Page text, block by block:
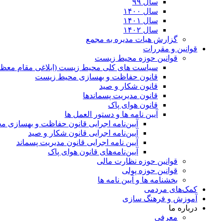
سال ۹۹
سال ۱۴۰۰
سال ۱۴۰۱
سال ۱۴۰۲
گزارش هیات مدیره به مجمع
قوانین و مقررات
قوانین حوزه محیط زیست
ﺳﯿﺎﺳﺖ ﻫﺎی ﮐﻠﯽ ﻣﺤﯿﻂ زﯾﺴﺖ (ابلاغی مقام
قانون حفاظت و بهسازی محیط زیست
قانون شکار و صید
قانون مدیریت پسماندها
قانون هوای پاک
آیین نامه ها و دستور العمل ها
آیین‌نامه اجرایی قانون حفاظت و
آیین‌نامه اجرایی قانون شکار و صید
آیین نامه اجرایی قانون مدیریت پسماند
آیین‌نامه‌های قانون هوای پاک
قوانین حوزه نظارت مالی
قوانین حوزه پولی
بخشنامه ها و آیین نامه ها
کمک‌های مردمی
آموزش و فرهنگ سازی
درباره ما
معرفی